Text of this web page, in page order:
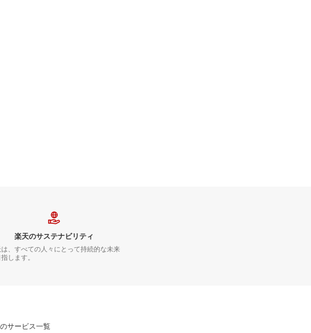
楽天のサステナビリティ
は、すべての人々にとって持続的な未来
します。
サービス一覧